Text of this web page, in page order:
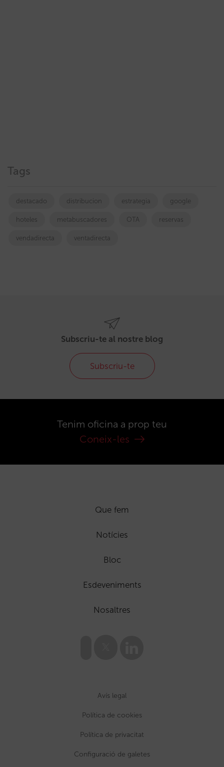
Tags
destacado distribucion estrategia google
hoteles metabuscadores OTA reservas
vendadirecta ventadirecta
Subscriu-te al nostre blog
Subscriu-te
Tenim oficina a prop teu
Coneix-les
Que fem
Notícies
Bloc
Esdeveniments
Nosaltres
Avís legal
Política de cookies
Política de privacitat
Configuració de galetes